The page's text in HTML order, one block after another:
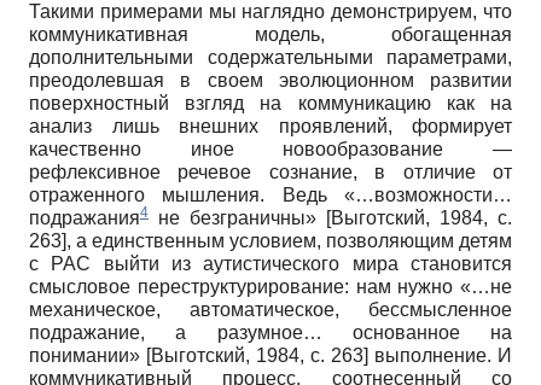
Такими примерами мы наглядно демонстрируем, что
коммуникативная модель, обогащенная
дополнительными содержательными параметрами,
преодолевшая в своем эволюционном развитии
поверхностный взгляд на коммуникацию как на
анализ лишь внешних проявлений, формирует
качественно иное новообразование —
рефлексивное речевое сознание, в отличие от
отраженного мышления. Ведь «…возможности…
подражания4 не безграничны» [Выготский, 1984, с.
263], а единственным условием, позволяющим детям
с РАС выйти из аутистического мира становится
смысловое переструктурирование: нам нужно «…не
механическое, автоматическое, бессмысленное
подражание, а разумное… основанное на
понимании» [Выготский, 1984, c. 263] выполнение. И
коммуникативный процесс, соотнесенный со